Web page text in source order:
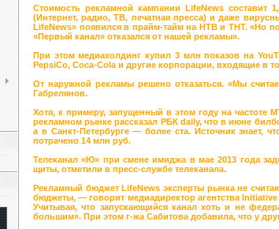
Стоимость рекламной кампании LifeNews составит
(Интернет, радио, ТВ, печатная пресса) и даже
LifeNews» появился в прайм-тайм на НТВ и ТНТ. «Но
«Первый канал» отказался от нашей рекламы».
При этом медиахолдинг купил 3 млн показов на
PepsiCo, Coca-Cola и другие корпорации, входящие в
От наружной рекламы решено отказаться. «Мы
Габрелянов.
Хотя, к примеру, запущенный в этом году на частоте
рекламном рынке рассказал РБК daily, что в июне
а в Санкт-Петербурге — более ста. Источник знает,
потрачено 14 млн руб.
Телеканал «Ю» при смене имиджа в мае 2013 года
щиты, отметили в пресс-службе телеканала.
Рекламный бюджет LifeNews эксперты рынка не
бюджеты, — говорит медиадиректор агентства
Учитывая, что запускающийся канал хоть и не
большим». При этом г-жа Сабитова добавила, что у